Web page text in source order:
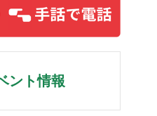
ント情報